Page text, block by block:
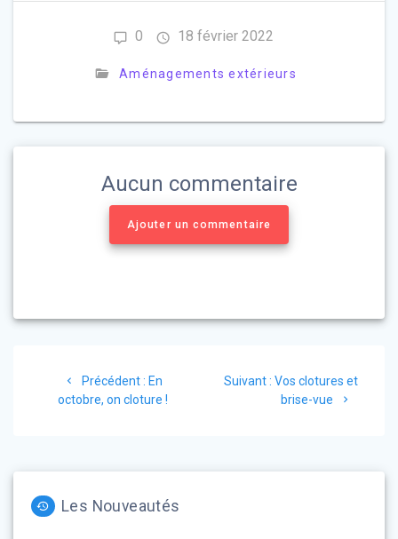
0 18 février 2022
Aménagements extérieurs
Aucun commentaire
Ajouter un commentaire
Précédent : Article
précédent
En
octobre, on cloture !
Suivant : Article
suivant
Vos clotures et
brise-vue
Les Nouveautés